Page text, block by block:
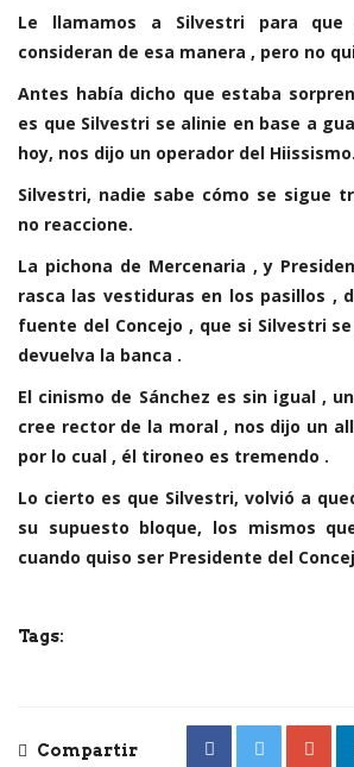
Le llamamos a Silvestri para que
consideran de esa manera , pero no
Antes había dicho que estaba
es que Silvestri se alinie en base a
hoy, nos dijo un operador del Hiissismo.
Silvestri, nadie sabe cómo se sigue
no reaccione.
La pichona de Mercenaria , y
rasca las vestiduras en los pasillos ,
fuente del Concejo , que si Silvestri
devuelva la banca .
El cinismo de Sánchez es sin igual ,
cree rector de la moral , nos dijo un
por lo cual , él tironeo es tremendo .
Lo cierto es que Silvestri, volvió a
su supuesto bloque, los mismos
cuando quiso ser Presidente del
Tags:
Compartir